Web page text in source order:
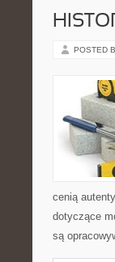
POSTED
cenią
dotyczące
są